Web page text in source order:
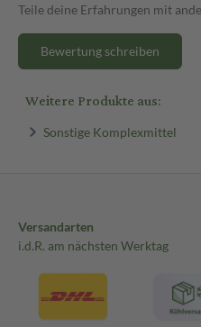
Teile deine Erfahrungen mit
Bewertung schreiben
Weitere Produkte aus:
Sonstige Komplexmittel
Versandarten
i.d.R. am nächsten Werktag